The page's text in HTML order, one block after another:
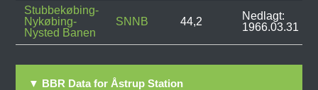
Stubbekøbing-
Nykøbing-
Nysted Banen
SNNB 44,2
Nedlagt:
1966.03.31
▼ BBR Data for Åstrup Station